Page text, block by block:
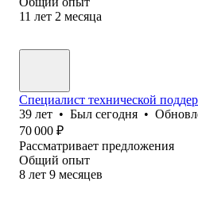
11 лет 2 месяца
Специалист технической
39 лет • Был сегодня •
70 000 ₽
Рассматривает предложения
Общий опыт
8 лет 9 месяцев